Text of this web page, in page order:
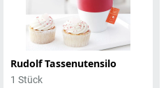
Rudolf Tassenutensilo
1 Stück